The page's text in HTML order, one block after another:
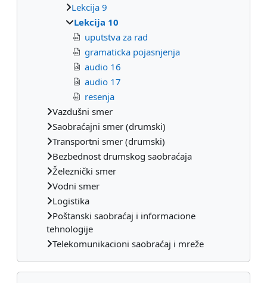
Lekcija 9
Lekcija 10
uputstva za rad
gramaticka pojasnjenja
audio 16
audio 17
resenja
Vazdušni smer
Saobraćajni smer (drumski)
Transportni smer (drumski)
Bezbednost drumskog saobraćaja
Železnički smer
Vodni smer
Logistika
Poštanski saobraćaj i informacione
tehnologije
Telekomunikacioni saobraćaj i mreže
Preskoči Pretraži forume